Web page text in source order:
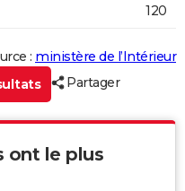
120
: ministère de l’Intérieur
Partager
ont le plus